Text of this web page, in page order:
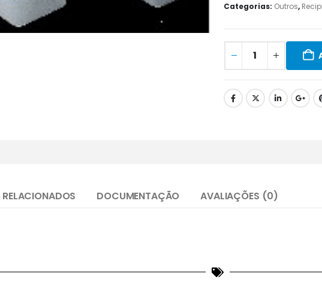
Categorias: Outros,
DOCUMENTAÇÃO AVALIAÇÕES (0)